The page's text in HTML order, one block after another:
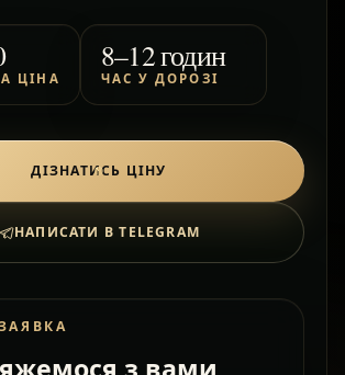
ЦІНА
8–12 годин
ЧАС У ДОРОЗІ
ДІЗНАТИСЬ ЦІНУ
НАПИСАТИ В TELEGRAM